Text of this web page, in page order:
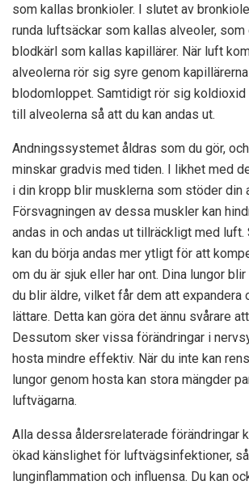
som kallas bronkioler. I slutet av
runda luftsäckar som kallas alveoler,
blodkärl som kallas kapillärer. När luft
alveolerna rör sig syre genom
blodomloppet. Samtidigt rör sig koldioxid
till alveolerna så att du kan andas ut.
Andningssystemet åldras som du gör,
minskar gradvis med tiden. I likhet med
i din kropp blir musklerna som stöder din
Försvagningen av dessa muskler kan
andas in och andas ut tillräckligt med
kan du börja andas mer ytligt för att
om du är sjuk eller har ont. Dina lungor
du blir äldre, vilket får dem att expandera
lättare. Detta kan göra det ännu svårare
Dessutom sker vissa förändringar i
hosta mindre effektiv. När du inte kan
lungor genom hosta kan stora mängder
luftvägarna.
Alla dessa åldersrelaterade förändringar
ökad känslighet för luftvägsinfektioner,
lunginflammation och influensa. Du kan